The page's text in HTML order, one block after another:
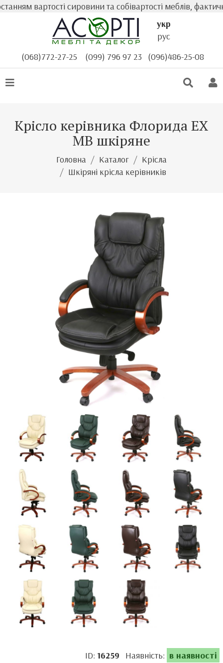
вартості сировини та собівартості меблів,
укр
рус
(068)772-27-25
(099) 796 97 23 (096)486-25-08
Крісло керівника Флорида EX
MB шкіряне
Головна Каталог
Крісла
Шкіряні крісла керівників
ID: 16259 Наявність: в наявності